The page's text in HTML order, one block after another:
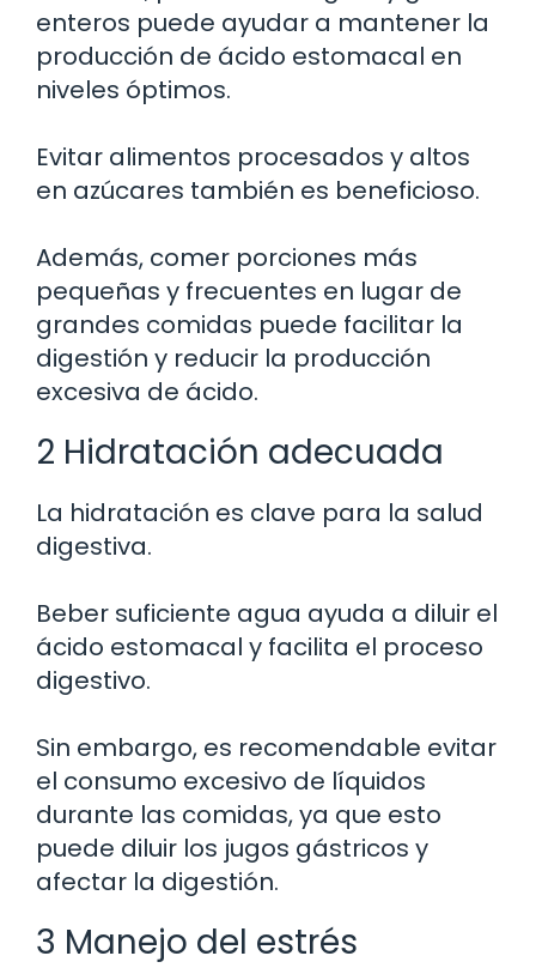
enteros puede ayudar a mantener la
producción de ácido estomacal en
niveles óptimos.
Evitar alimentos procesados y altos
en azúcares también es beneficioso.
Además, comer porciones más
pequeñas y frecuentes en lugar de
grandes comidas puede facilitar la
digestión y reducir la producción
excesiva de ácido.
2 Hidratación adecuada
La hidratación es clave para la salud
digestiva.
Beber suficiente agua ayuda a diluir el
ácido estomacal y facilita el proceso
digestivo.
Sin embargo, es recomendable evitar
el consumo excesivo de líquidos
durante las comidas, ya que esto
puede diluir los jugos gástricos y
afectar la digestión.
3 Manejo del estrés